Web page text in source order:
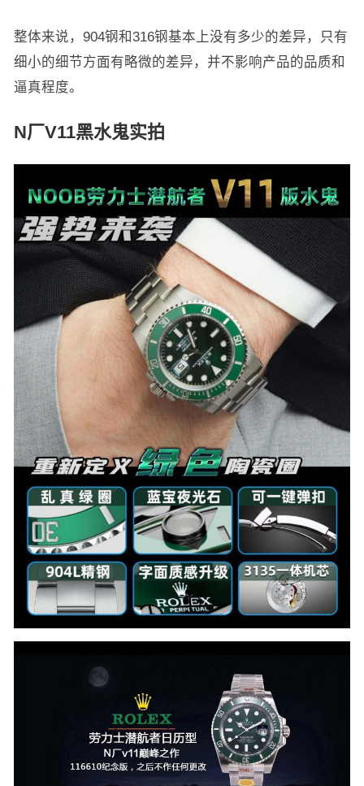
整体来说，904钢和316钢基本上没有多少的差异，只有
细小的细节方面有略微的差异，并不影响产品的品质和
逼真程度。
N厂V11黑水鬼实拍